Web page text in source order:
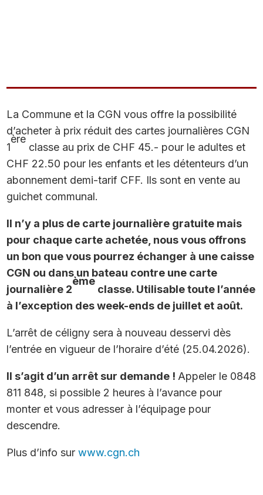
La Commune et la CGN vous offre la possibilité
d’acheter à prix réduit des cartes journalières CGN
1
ère
classe au prix de CHF 45.- pour le adultes et
CHF 22.50 pour les enfants et les détenteurs d’un
abonnement demi-tarif CFF. Ils sont en vente au
guichet communal.
Il n’y a plus de carte journalière gratuite mais
pour chaque carte achetée, nous vous offrons
un bon que vous pourrez échanger à une caisse
CGN ou dans un bateau contre une carte
journalière 2
ème
classe. Utilisable toute l’année
à l’exception des week-ends de juillet et août.
L’arrêt de céligny sera à nouveau desservi dès
l’entrée en vigueur de l’horaire d’été (25.04.2026).
Il s’agit d’un arrêt sur demande ! Appeler le 0848
811 848, si possible 2 heures à l’avance pour
monter et vous adresser à l’équipage pour
descendre.
Plus d’info surwww.cgn.ch